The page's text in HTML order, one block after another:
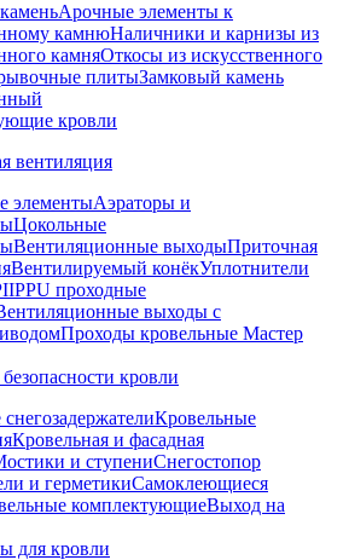
Арочные элементы к
камнюНаличники и карнизы из
камняОткосы из искусственного
плитыЗамковый камень
кровли
вентиляция
элементыАэраторы и
Цокольные
Вентиляционные выходыПриточная
Вентилируемый конёкУплотнители
проходные
выходы с
Проходы кровельные Мастер
кровли
Кровельные
Кровельная и фасадная
и ступениСнегостопор
и герметикиСамоклеющиеся
комплектующиеВыход на
для кровли